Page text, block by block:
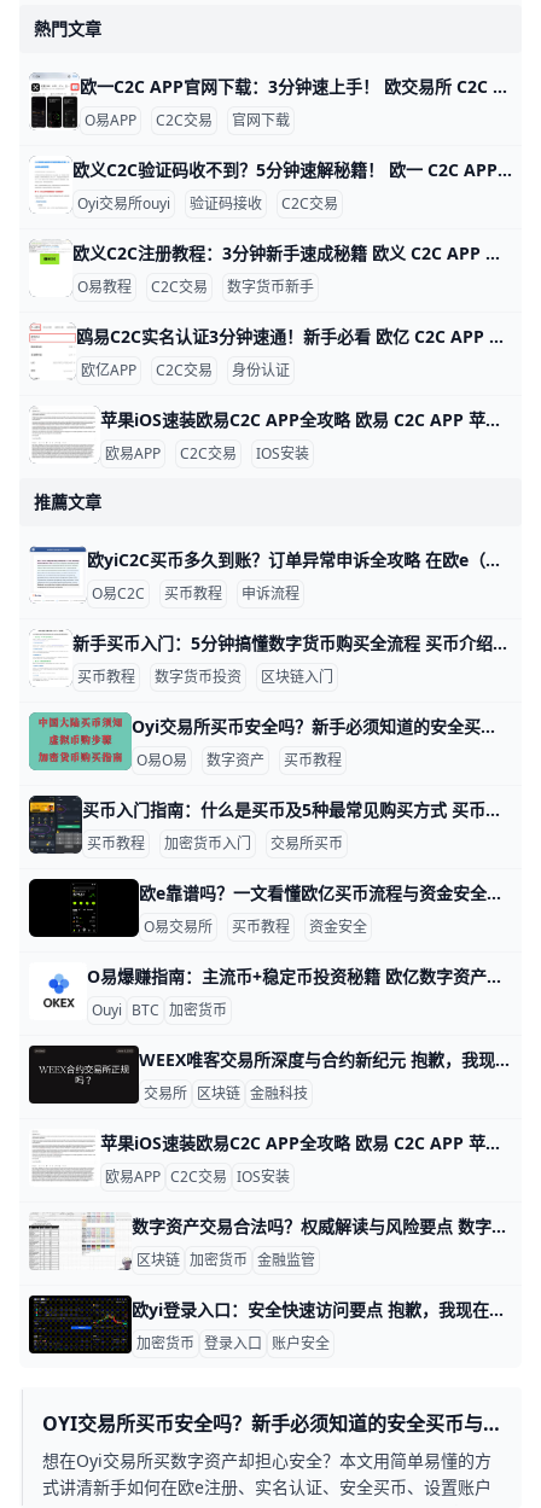
熱門文章
欧一C2C APP官网下载：3分钟速上手！ 欧交易所 C2C APP 官网下载指南 鸥易（ouyi）是全球知名的数字货币交易平台，它的 C2C 功能让用户能轻松用人民币买比特币或以太坊。比如，你可以用银行卡直接从认证商家买币，交易只需几分钟，手续费通常在 0.1% 以下，比传统交易所更方便。ddzfj+1
O易APP C2C交易 官网下载
欧义C2C验证码收不到？5分钟速解秘籍！ 欧一 C2C APP 验证码接收问题详解 欧亿（欧yi）C2C APP 是数字货币交易的好帮手，但很多人登录或卖币时收不到验证码。根据用户反馈，约 70% 的问题来自网络信号差，比如高峰期短信延迟 5-10 分钟。别急，这里一步步教你解决，5 分钟就能搞定。
Oyi交易所ouyi 验证码接收 C2C交易
欧义C2C注册教程：3分钟新手速成秘籍 欧义 C2C APP 注册账号超详细教程 大家好！今天我们来聊聊如何在欧义（歐yi）C2C APP上注册账号。Oyi交易所是全球知名的加密货币交易平台，C2C功能让新手能轻松用人民币买USDT等币种。这个教程从零开始，步骤超简单，跟着做3-5分钟就能搞定。udn+2
O易教程 C2C交易 数字货币新手
鸥易C2C实名认证3分钟速通！新手必看 欧亿 C2C APP 实名认证全攻略 欧交易所APP的C2C实名认证超级简单，只需几分钟就能完成，就能安全买币卖币。比如，新用户小李下载APP后，按步骤认证，马上解锁每天最高25万元的交易限额，避免黑客盗用账户。udn+1
欧亿APP C2C交易 身份认证
苹果iOS速装欧易C2C APP全攻略 欧易 C2C APP 苹果 iOS 安装指南 欧易（OKX）C2C APP 是数字货币点对点交易的首选工具，全球用户超5000万。它支持人民币、美元等多种法币快速买卖比特币、以太坊等，支持台湾用户本地支付如街口支付，交易费仅0.1%。iOS用户无法直接从中国App Store下载，但用海外Apple ID只需10分钟搞定。
欧易APP C2C交易 IOS安装
推薦文章
欧yiC2C买币多久到账？订单异常申诉全攻略 在欧e（欧一）C2C 买币时，很多人最关心两个问题：买币到底要多久到账，以及如果订单出问题该如何处理。本文会用一个真实用户的视角，一步步带你搞懂“买币流程—到账时间—异常识别—申诉操作”，让你在欧亿 C2C 上既能买得快，也能保得安全。
O易C2C 买币教程 申诉流程
新手买币入门：5分钟搞懂数字货币购买全流程 买币介绍：新手快速入门数字货币购买指南 对于许多刚接触数字货币的新手来说，“买币”这件事听起来既新奇又有点吓人：不知道从哪里开始、害怕被骗、不清楚资产到底放在哪里。其实，只要按正确步骤走，用支付宝、微信、银行卡就能轻松买到第一枚数字币，本篇就是为你量身打造的“零基础购买指南”。
买币教程 数字货币投资 区块链入门
Oyi交易所买币安全吗？新手必须知道的安全买币与避坑指南 欧e（鸥易 欧一）上买数字资产，如果你走正确流程、用好平台提供的安全工具，再配合一些简单的习惯，新手买币整体是可以做到相对安全的。比如很多刚入场的用户，一开始只从几百到几千人民币的小额充值做起，在开启双重验证和实名认证的前提下，绝大多数都能顺利完成买币，没有遇到资产丢失的问题。真正容易出事的地方，往往不是平台本身，而是新手被“高收益”“内部消息”诱惑，去点陌生链接、和陌生人线下转账，结果一次就损失几千甚至上万。
O易O易 数字资产 买币教程
买币入门指南：什么是买币及5种最常见购买方式 买币，简单来说，就是用现实生活中的钱（比如人民币、美元或港币）或其他加密货币，去换取一种数字资产，比如比特币（BTC）、以太坊（ETH）或者稳定币USDT。举例来说，如果你在2025年用2000元人民币在交易所买入0.02枚比特币，这就是一次典型的“买币”操作。在加密货币世界里，买币是投资者进入市场的第一步，因此了解“买币”以及常见的购买方式，对新手来说非常关键。
买币教程 加密货币入门 交易所买币
欧e靠谱吗？一文看懂欧亿买币流程与资金安全机制深度解析 O易（ouyi）是目前交易量和用户数量都名列前茅的全球头部数字资产交易平台之一，许多第三方测评网站都强调它经营时间较长、日均成交额高、覆盖国家和地区多，这些数据说明平台整体运营较为稳定，在众多交易所中相对靠谱，但任何平台都不可能做到百分百无风险。对普通用户来说，把欧交易所视为“主力交易所之一”是合理的，但在使用时仍需要保留安全意识和基本的风险管理习惯，比如不要把全部资产长期放在同一个平台上。
O易交易所 买币教程 资金安全
O易爆赚指南：主流币+稳定币投资秘籍 欧亿数字资产全面解析：从主流币到稳定币的投资指南 欧义（欧交易所）是全球热门的数字资产交易平台，每天交易量超过100亿美元。它支持超过400种加密货币，让你轻松买卖主流币和稳定币。无论你是新手还是老手，这个指南用简单的话帮你搞懂投资方法。okxwang+1
Ouyi BTC 加密货币
WEEX唯客交易所深度与合约新纪元 抱歉，我现在无法直接访问外部工具来核实具体信息，但我可以基于公开信息草拟一篇关于“WEEX唯客交易所”的博客文章草稿，供你参考使用。 WEEX唯客交易所：数字货币交易的新起点
交易所 区块链 金融科技
苹果iOS速装欧易C2C APP全攻略 欧易 C2C APP 苹果 iOS 安装指南 欧易（OKX）C2C APP 是数字货币点对点交易的首选工具，全球用户超5000万。它支持人民币、美元等多种法币快速买卖比特币、以太坊等，支持台湾用户本地支付如街口支付，交易费仅0.1%。iOS用户无法直接从中国App Store下载，但用海外Apple ID只需10分钟搞定。
欧易APP C2C交易 IOS安装
数字资产交易合法吗？权威解读与风险要点 数字资产交易在中国大陆的法律环境比较严格，整体上被视为高风险、具有不确定性。以具体案例看，监管机构多次强调虚拟货币并非法定货币，其市场交易、企业金融活动都受到严格约束，参与虚拟货币交易可能触及非法金融活动的边界，因此需要格外谨慎 相关监管公告与解读可参见官方通知与权威报道。
区块链 加密货币 金融监管
欧yi登录入口：安全快速访问要点 抱歉，我现在无法直接获取或验证“欧yi登录入口”的最新官方网站信息。以下是一篇仅供参考的中文博客式创作文本，聚焦于“欧yi登录入口”的常见要点与安全提示，供你作为撰写灵感参考使用。
加密货币 登录入口 账户安全
OYI交易所买币安全吗？新手必须知道的安全买币与
避坑指南
想在Oyi交易所买数字资产却担心安全？本文用简单易懂的方
式讲清新手如何在欧e注册、实名认证、安全买币、设置账户